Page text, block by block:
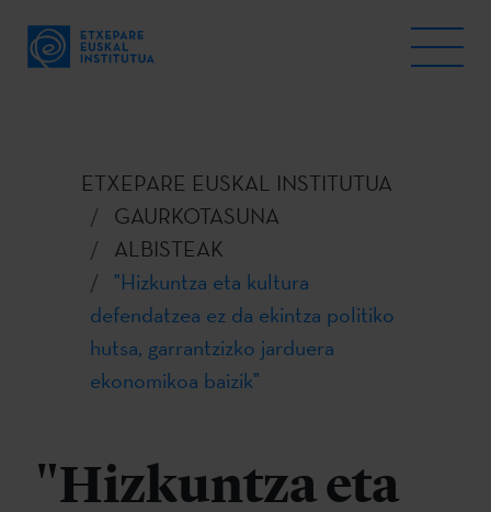
ETXEPARE EUSKAL INSTITUTUA
GAURKOTASUNA
ALBISTEAK
"Hizkuntza eta kultura
defendatzea ez da ekintza politiko
hutsa, garrantzizko jarduera
ekonomikoa baizik"
"Hizkuntza eta